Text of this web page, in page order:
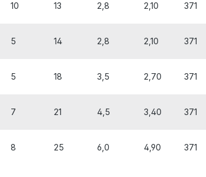
10 13 2,8 2,10 371
5 14 2,8 2,10 371
5 18 3,5 2,70 371
7 21 4,5 3,40 371
8 25 6,0 4,90 371